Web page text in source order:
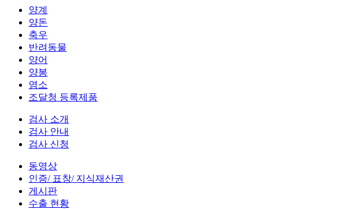
양계
양돈
축우
반려동물
양어
양봉
염소
조달청 등록제품
검사 소개
검사 안내
검사 신청
동영상
인증/ 표창/ 지식재산권
게시판
수출 현황